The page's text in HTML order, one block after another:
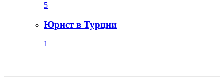
5
Юрист в Турции
1